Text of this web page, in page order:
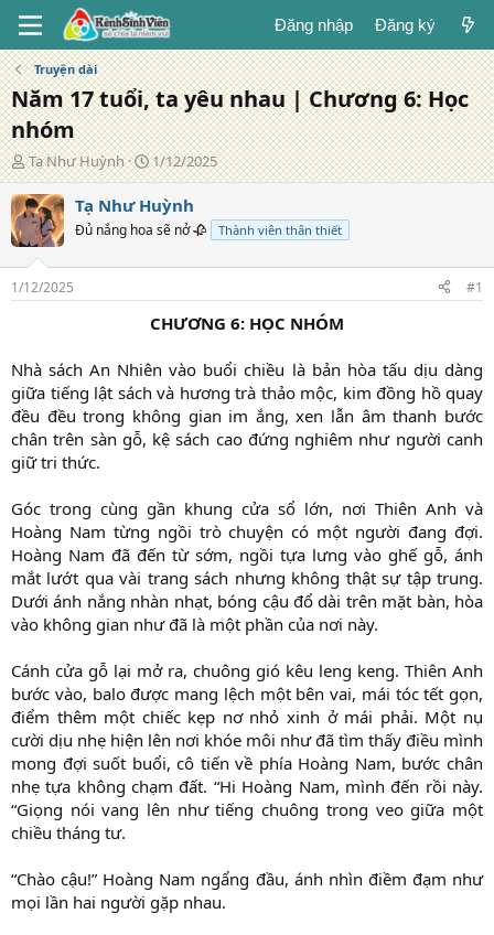
Đăng nhập Đăng ký
Truyện dài
Năm 17 tuổi, ta yêu nhau | Chương 6: Học
nhóm
T
á
c
g
i
ả
Tạ Như Huỳnh
N
g
à
đ
g
1/12/2025
Tạ Như Huỳnh
Đủ nắng hoa sẽ nở 🥀 Thành viên thân thiết
1/12/2025 #1
CHƯƠNG 6: HỌC NHÓM
Nhà sách An Nhiên vào buổi chiều là bản hòa tấu dịu dàng
giữa tiếng lật sách và hương trà thảo mộc, kim đồng hồ quay
đều đều trong không gian im ắng, xen lẫn âm thanh bước
chân trên sàn gỗ, kệ sách cao đứng nghiêm như người canh
giữ tri thức.
Góc trong cùng gần khung cửa sổ lớn, nơi Thiên Anh và
Hoàng Nam từng ngồi trò chuyện có một người đang đợi.
Hoàng Nam đã đến từ sớm, ngồi tựa lưng vào ghế gỗ, ánh
mắt lướt qua vài trang sách nhưng không thật sự tập trung.
Dưới ánh nắng nhàn nhạt, bóng cậu đổ dài trên mặt bàn, hòa
vào không gian như đã là một phần của nơi này.
Cánh cửa gỗ lại mở ra, chuông gió kêu leng keng. Thiên Anh
bước vào, balo được mang lệch một bên vai, mái tóc tết gọn,
điểm thêm một chiếc kẹp nơ nhỏ xinh ở mái phải. Một nụ
cười dịu nhẹ hiện lên nơi khóe môi như đã tìm thấy điều mình
mong đợi suốt buổi, cô tiến về phía Hoàng Nam, bước chân
nhẹ tựa không chạm đất. “Hi Hoàng Nam, mình đến rồi này.
“Giọng nói vang lên như tiếng chuông trong veo giữa một
chiều tháng tư.
“Chào cậu!” Hoàng Nam ngẩng đầu, ánh nhìn điềm đạm như
mọi lần hai người gặp nhau.